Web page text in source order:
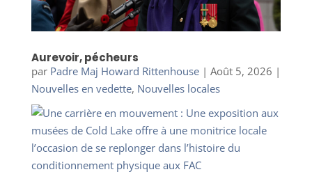
Aurevoir, pécheurs
par Padre Maj Howard Rittenhouse| Août 5, 2026 |
Nouvelles en vedette, Nouvelles locales